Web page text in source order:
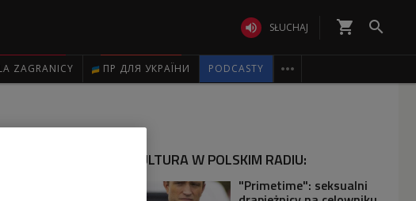
 SŁUCHAJ shopping_cart 
ZAGRANICY ПР ДЛЯ УКРАЇНИ PODCASTY 
KULTURA W POLSKIM RADIU:
"Primetime": seksualni